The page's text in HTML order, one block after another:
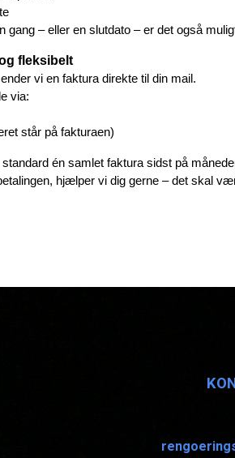
gang – eller en slutdato – er det også
fleksibelt
vi en faktura direkte til din mail.
via:
står på fakturaen)
én samlet faktura sidst på
hjælper vi dig gerne – det skal
K